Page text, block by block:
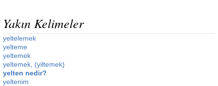
Yakın Kelimeler
yeltelemek
yelteme
yeltemek
yeltemek, (yiltemek)
yelten nedir?
yeltenim